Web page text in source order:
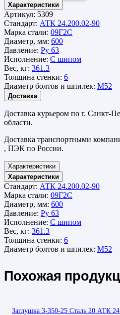
Характеристики
Артикул: 5309
Стандарт: АТК 24.200.02-90
Марка стали: 09Г2С
Диаметр, мм: 600
Давление: Ру 63
Исполнение: С шипом
Вес, кг: 361.3
Толщина стенки: 6
Диаметр болтов и шпилек: М52
Доставка
Доставка курьером по г. Санкт-
области.
Доставка транспортными
, ПЭК по России.
Характеристики
Характеристики
Стандарт: АТК 24.200.02-90
Марка стали: 09Г2С
Диаметр, мм: 600
Давление: Ру 63
Исполнение: С шипом
Вес, кг: 361.3
Толщина стенки: 6
Диаметр болтов и шпилек: М52
Похожая
Заглушка 3-350-25 Сталь 20 АТК